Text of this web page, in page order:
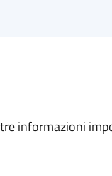
informazioni